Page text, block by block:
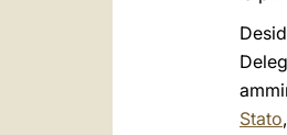
Stato